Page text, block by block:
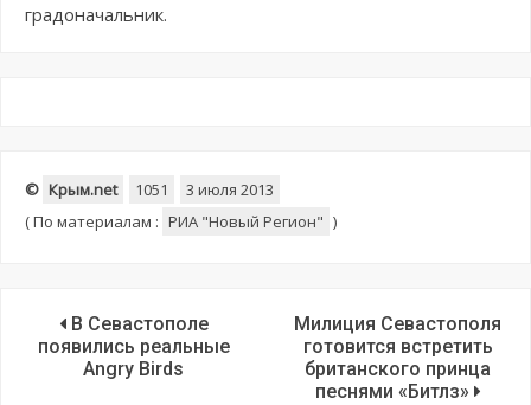
градоначальник.
© Крым.net 1051
3 июля 2013
(По материалам : РИА "Новый Регион" )
В Севастополе
появились реальные
Angry Birds
Милиция Севастополя
готовится встретить
британского принца
песнями «Битлз»